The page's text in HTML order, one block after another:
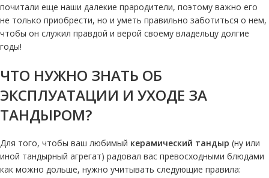
почитали еще наши далекие прародители, поэтому важно его
не только приобрести, но и уметь правильно заботиться о нем,
чтобы он служил правдой и верой своему владельцу долгие
годы!
ЧТО НУЖНО ЗНАТЬ ОБ
ЭКСПЛУАТАЦИИ И УХОДЕ ЗА
ТАНДЫРОМ?
Для того, чтобы ваш любимый керамический тандыр (ну или
иной тандырный агрегат) радовал вас превосходными блюдами
как можно дольше, нужно учитывать следующие правила: